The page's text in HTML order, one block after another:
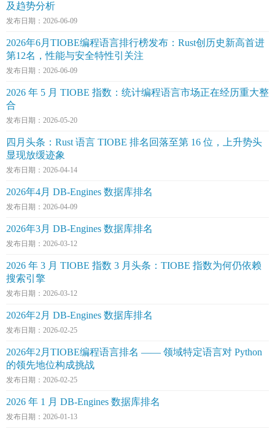
及趋势分析
发布日期：2026-06-09
2026年6月TIOBE编程语言排行榜发布：Rust创历史新高首进
第12名，性能与安全特性引关注
发布日期：2026-06-09
2026 年 5 月 TIOBE 指数：统计编程语言市场正在经历重大整
合
发布日期：2026-05-20
四月头条：Rust 语言 TIOBE 排名回落至第 16 位，上升势头
显现放缓迹象
发布日期：2026-04-14
2026年4月 DB-Engines 数据库排名
发布日期：2026-04-09
2026年3月 DB-Engines 数据库排名
发布日期：2026-03-12
2026 年 3 月 TIOBE 指数 3 月头条：TIOBE 指数为何仍依赖
搜索引擎
发布日期：2026-03-12
2026年2月 DB-Engines 数据库排名
发布日期：2026-02-25
2026年2月TIOBE编程语言排名 —— 领域特定语言对 Python
的领先地位构成挑战
发布日期：2026-02-25
2026 年 1 月 DB-Engines 数据库排名
发布日期：2026-01-13